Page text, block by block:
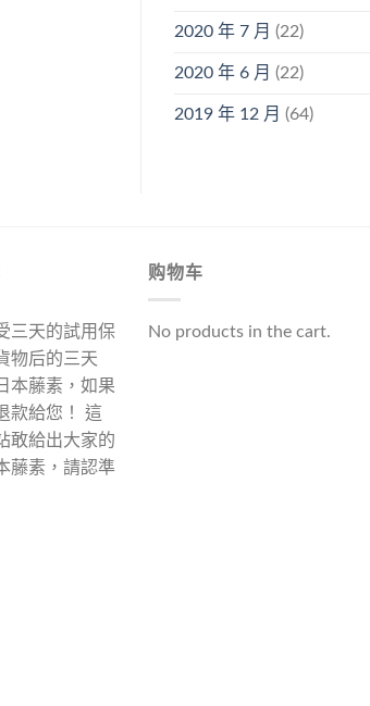
2020 年 7 月 (22)
2020 年 6 月 (22)
2019 年 12 月 (64)
三天的試用保
物后的三天
本藤素，如果
款給您！ 這
敢給出大家的
藤素，請認準
购物车
No products in the cart.